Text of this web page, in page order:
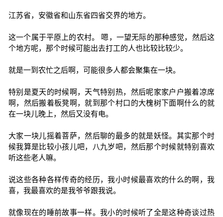
江苏省，安徽省和山东省四省交界的地方。
这一个属于平原上的农村。 嗯，一望无际的那种感觉，然后这
个地方呢，那个时候可能出去打工的人也比较比较少。
就是一到农忙之后啊，可能很多人都会聚集在一块。
特别是夏天的时候啊，天气特别热，然后呢家家户户搬着凉席
啊，然后搬着板凳啊，就到那个村口的大槐树下面啊什么的就
在一块儿晚上，然后又没有电。
大家一块儿摇着菩萨，然后聊的最多的就是妖怪。其实那个时
候我算是比较小孩儿吧，八九岁吧，然后那个时候就特别喜欢
听这些老人嘛。
说这些各种各样传奇的经历，我小时候最喜欢的什么的啊，我
喜，我最喜欢的是我爷爷跟我说。
就像现在的睡前故事一样。我小的时候听了全是这种奇谈过热